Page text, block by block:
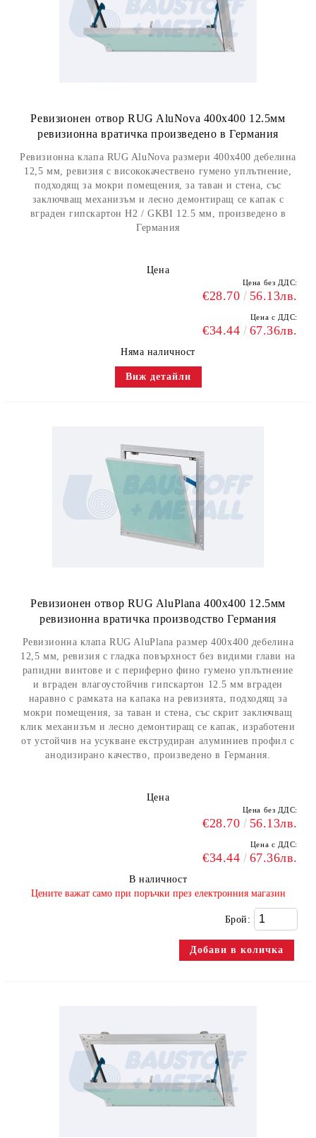
Ревизионен отвор RUG AluNova 400x400 12.5мм
ревизионна вратичка произведено в Германия
Ревизионна клапа RUG AluNova размери 400x400 дебелина
12,5 мм, ревизия с висококачествено гумено уплътнение,
подходящ за мокри помещения, за таван и стена, със
заключващ механизъм и лесно демонтиращ се капак с
вграден гипскартон H2 / GKBI 12.5 мм, произведено в
Германия
Цена
Цена без ДДС:
€28.70 56.13лв.
Цена с ДДС:
€34.44 67.36лв.
Няма наличност
Виж детайли
Ревизионен отвор RUG AluPlana 400x400 12.5мм
ревизионна вратичка производство Германия
Ревизионна клапа RUG AluPlana размер 400x400 дебелина
12,5 мм, ревизия с гладка повърхност без видими глави на
рапидни винтове и с периферно фино гумено уплътнение
и вграден влагоустойчив гипскартон 12.5 мм вграден
наравно с рамката на капака на ревизията, подходящ за
мокри помещения, за таван и стена, със скрит заключващ
клик механизъм и лесно демонтиращ се капак, изработени
от устойчив на усукване екструдиран алуминиев профил с
анодизирано качество, произведено в Германия.
Цена
Цена без ДДС:
€28.70 56.13лв.
Цена с ДДС:
€34.44 67.36лв.
В наличност
​Цените важат само при поръчки през електронния магазин
Брой: